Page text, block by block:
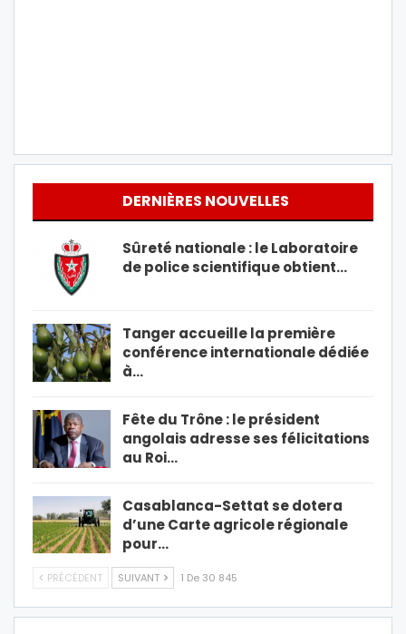
DERNIÈRES NOUVELLES
Sûreté nationale : le Laboratoire
de police scientifique obtient…
Tanger accueille la première
conférence internationale dédiée
à…
Fête du Trône : le président
angolais adresse ses félicitations
au Roi…
Casablanca-Settat se dotera
d’une Carte agricole régionale
pour…
PRÉCÉDENT SUIVANT 1 De 30 845